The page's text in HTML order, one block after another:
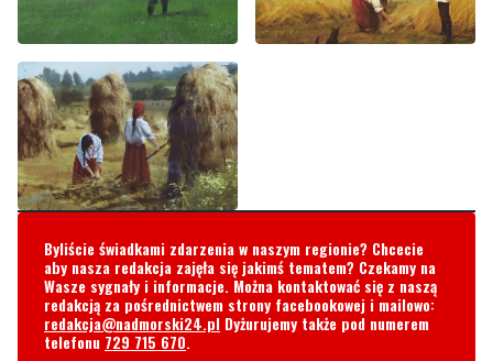
Byliście świadkami zdarzenia w naszym regionie? Chcecie
aby nasza redakcja zajęła się jakimś tematem? Czekamy na
Wasze sygnały i informacje. Można kontaktować się z naszą
redakcją za pośrednictwem strony facebookowej i mailowo:
redakcja@nadmorski24.pl Dyżurujemy także pod numerem
telefonu 729 715 670.